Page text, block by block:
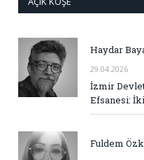
Haydar
29.04.2026
İzmir
Efsanesi:
Fuldem